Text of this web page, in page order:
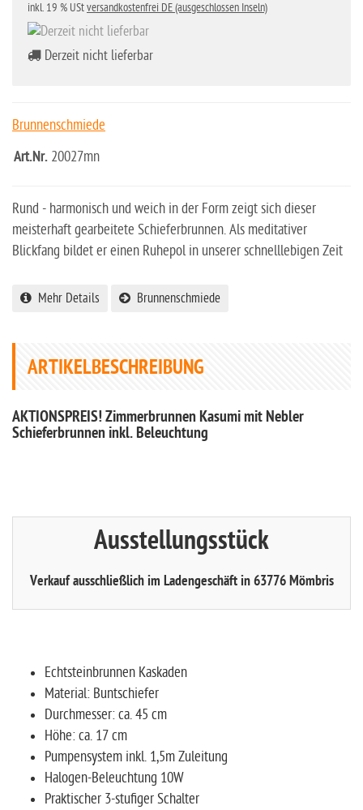
inkl. 19 % UStversandkostenfrei DE (ausgeschlossen Inseln)
Derzeit nicht lieferbar
Brunnenschmiede
Art.Nr. 20027mn
Rund - harmonisch und weich in der Form zeigt sich dieser
meisterhaft gearbeitete Schieferbrunnen. Als meditativer
Blickfang bildet er einen Ruhepol in unserer schnelllebigen Zeit
Mehr Details Brunnenschmiede
ARTIKELBESCHREIBUNG
AKTIONSPREIS! Zimmerbrunnen Kasumi mit Nebler
Schieferbrunnen inkl. Beleuchtung
Ausstellungsstück
Verkauf ausschließlich im Ladengeschäft in 63776 Mömbris
Echtsteinbrunnen Kaskaden
Material: Buntschiefer
Durchmesser: ca. 45 cm
Höhe: ca. 17 cm
Pumpensystem inkl. 1,5m Zuleitung
Halogen-Beleuchtung 10W
Praktischer 3-stufiger Schalter